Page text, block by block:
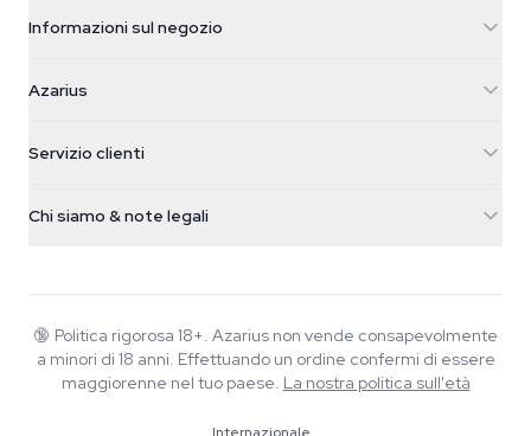
Informazioni sul negozio
Galvaniweg 11
Nederland
+31(0)204897914
Azarius
Smokeshop
Servizio clienti
FAQ
Informativa sulla privacy
Chi siamo & note legali
Wiki
Blog
Musica
🔞 Politica rigorosa 18+. Azarius non vende consapevolmente
a minori di 18 anni. Effettuando un ordine confermi di essere
maggiorenne nel tuo paese. La nostra politica sull'età